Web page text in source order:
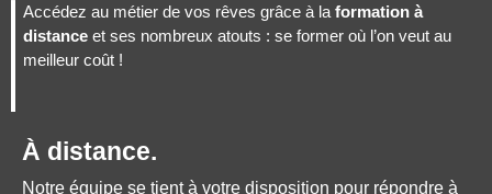
Accédez au métier de vos rêves grâce à la formation à
distance et ses nombreux atouts : se former où l’on veut au
meilleur coût !
À distance.
Notre équipe se tient à votre disposition pour répondre à